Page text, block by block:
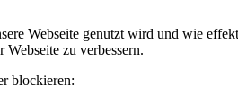
Webseite genutzt wird und wie
zu verbessern.
blockieren: